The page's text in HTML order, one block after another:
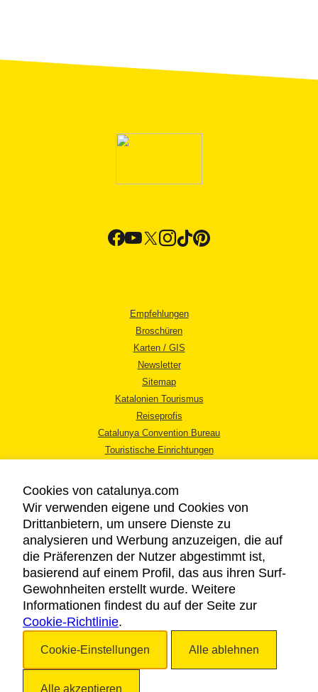
Empfehlungen
Broschüren
Karten / GIS
Newsletter
Sitemap
Katalonien Tourismus
Reiseprofis
Catalunya Convention Bureau
Touristische Einrichtungen
RECHTLICHER HINWEIS
DATENSCHUTZICHTLINIE
COOKIES
BARRIEREFREIHEIT
Cookies von catalunya.com
Wir verwenden eigene und Cookies von
Drittanbietern, um unsere Dienste zu
analysieren und Werbung anzuzeigen, die auf
die Präferenzen der Nutzer abgestimmt ist,
basierend auf einem Profil, das aus ihren Surf-
Gewohnheiten erstellt wurde. Weitere
Informationen findest du auf der Seite zur
Cookie-Richtlinie.
Cookie-Einstellungen Alle ablehnen
Alle akzeptieren